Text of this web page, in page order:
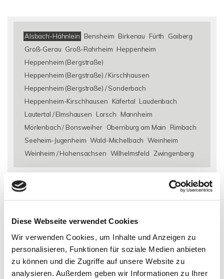
Diese Webseite verwendet Cookies
Wir verwenden Cookies, um Inhalte und Anzeigen zu
personalisieren, Funktionen für soziale Medien anbieten
zu können und die Zugriffe auf unsere Website zu
analysieren. Außerdem geben wir Informationen zu Ihrer
Alsbach-Hähnlein Bensheim Birkenau Fürth
Gaiberg
Groß-Gerau Groß-Rohrheim Heppenheim
Heppenheim (Bergstraße)
Heppenheim (Bergstraße) / Kirschhausen
Heppenheim (Bergstraße) / Sonderbach
Heppenheim-Kirschhausen
Käfertal Laudenbach
Lautertal / Elmshausen
Lorsch
Mannheim
Mörlenbach / Bonsweiher Obernburg am Main
Rimbach
Seeheim-Jugenheim Wald-Michelbach Weinheim
Weinheim / Hohensachsen Wilhelmsfeld Zwingenberg
Eigentumswohnungen Alsbach-Hähnlein
Eigentumswohnung
Alsbach-Hähnlein
Wohnungen
Wohnungssuche Alsbach-Hähnlein
Wohnungsanzeigen
Alsbach-Hähnlein
Immobilie Alsbach-Hähnlein
Immobilien
Alsbach-Hähnlein
Immobilienkauf Alsbach-Hähnlein